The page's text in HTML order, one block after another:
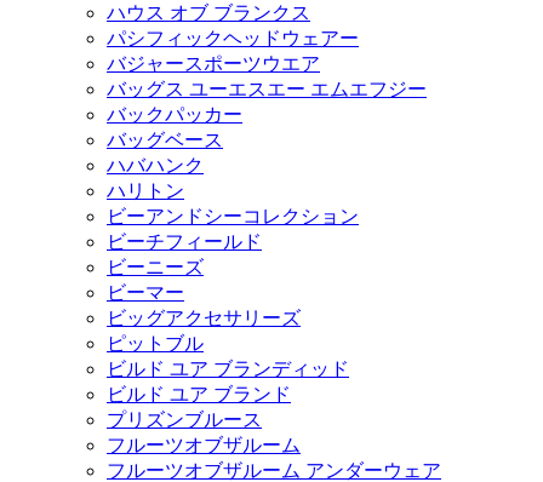
ハウス オブ ブランクス
パシフィックヘッドウェアー
バジャースポーツウエア
バッグス ユーエスエー エムエフジー
バックパッカー
バッグベース
ハバハンク
ハリトン
ビーアンドシーコレクション
ビーチフィールド
ビーニーズ
ビーマー
ビッグアクセサリーズ
ピットブル
ビルド ユア ブランディッド
ビルド ユア ブランド
プリズンブルース
フルーツオブザルーム
フルーツオブザルーム アンダーウェア